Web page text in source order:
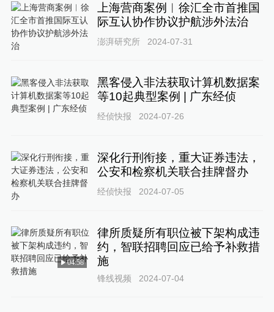
上海营商案例︱徐汇全市首推国
际互认协作协议护航涉外法治
澎湃研究所 2024-07-31
黑客侵入非法获取计算机数据案
等10起典型案例 | 广东经侦
经侦快报 2024-07-26
深化行刑衔接，重大证券违法，
公安和检察机关联合挂牌督办
经侦快报 2024-07-05
04:58
律所质疑所有职位被下架构成违
约，智联招聘回应已给予补救措
施
锋线视频 2024-07-04